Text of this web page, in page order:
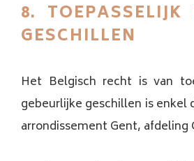
8. TOEPASSELIJK
GESCHILLEN
Het Belgisch recht is van
gebeurlijke geschillen is enkel
arrondissement Gent, afdeling